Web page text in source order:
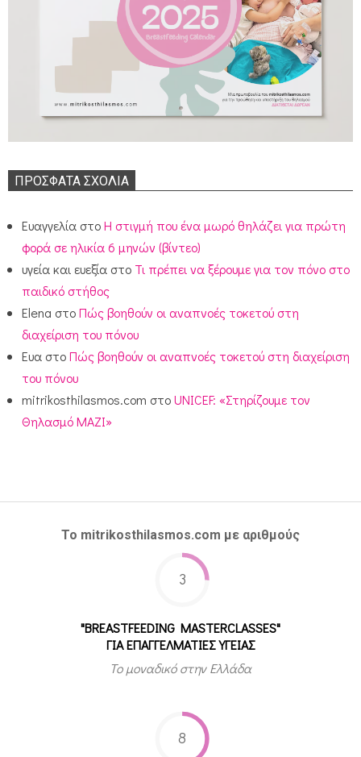
ΠΡΌΣΦΑΤΑ ΣΧΌΛΙΑ
Ευαγγελία στοΗ στιγμή που ένα μωρό θηλάζει για πρώτη
φορά σε ηλικία 6 μηνών (βίντεο)
υγεία και ευεξία στο Τι πρέπει να ξέρουμε για τον πόνο στο
παιδικό στήθος
Elena στοΠώς βοηθούν οι αναπνοές τοκετού στη
διαχείριση του πόνου
Ευα στοΠώς βοηθούν οι αναπνοές τοκετού στη διαχείριση
του πόνου
mitrikosthilasmos.com στοUNICEF: «Στηρίζουμε τον
Θηλασμό ΜΑΖΙ»
Το mitrikosthilasmos.com με αριθμούς
3
"BREASTFEEDING MASTERCLASSES"
ΓΙΑ ΕΠΑΓΓΕΛΜΑΤΙΕΣ ΥΓΕΙΑΣ
Το μοναδικό στην Ελλάδα
8